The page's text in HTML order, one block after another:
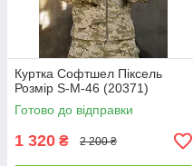
Куртка Софтшел Піксель
Розмір S-M-46 (20371)
Готово до відправки
1 320 ₴ 2 200 ₴